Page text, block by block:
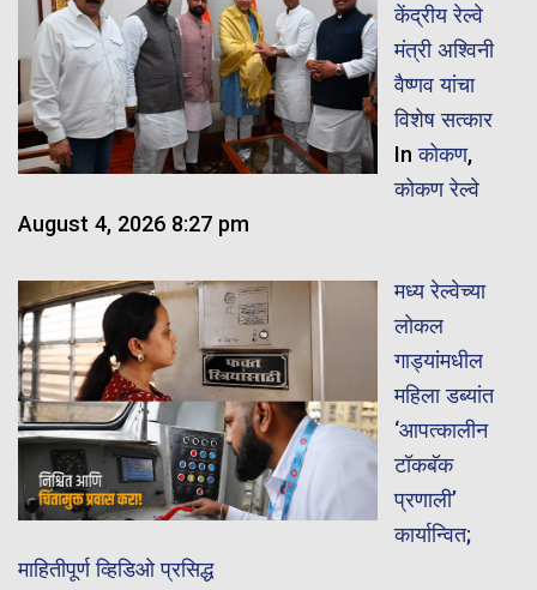
केंद्रीय रेल्वे
मंत्री अश्विनी
वैष्णव यांचा
विशेष सत्कार
Inकोकण,
कोकण रेल्वे
August 4, 2026 8:27 pm
मध्य रेल्वेच्या
लोकल
गाड्यांमधील
महिला डब्यांत
‘आपत्कालीन
टॉकबॅक
प्रणाली’
कार्यान्वित;
माहितीपूर्ण व्हिडिओ प्रसिद्ध